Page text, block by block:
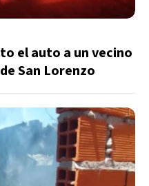
el auto a un vecino
San Lorenzo